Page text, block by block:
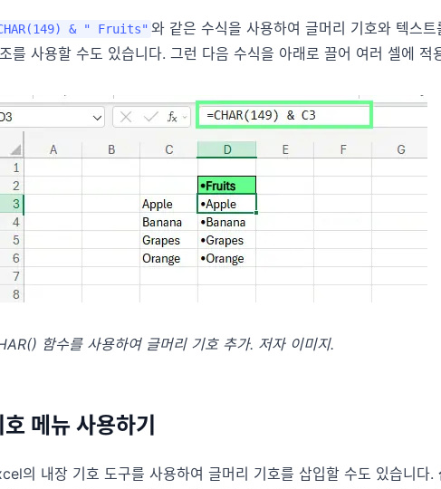
& " Fruits" 와 같은 수식을 사용하여 글머리 기호와 텍스트
를 사용할 수도 있습니다. 그런 다음 수식을 아래로 끌어 여러 셀에 적
함수를 사용하여 글머리 기호 추가. 저자 이미지.
호 메뉴 사용하기
의 내장 기호 도구를 사용하여 글머리 기호를 삽입할 수도 있습니다.